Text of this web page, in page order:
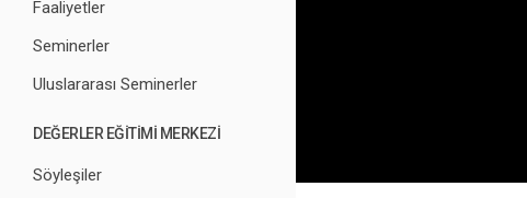
Faaliyetler
Seminerler
Uluslararası Seminerler
DEĞERLER EĞİTİMİ MERKEZİ
Söyleşiler